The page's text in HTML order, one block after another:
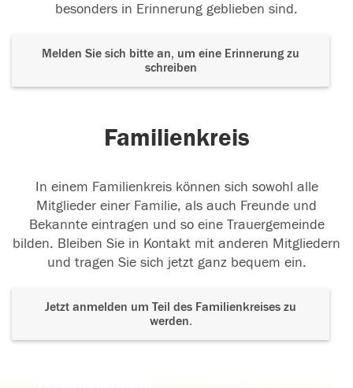
besonders in Erinnerung geblieben sind.
Melden Sie sich bitte an, um eine Erinnerung zu
schreiben
Familienkreis
In einem Familienkreis können sich sowohl alle
Mitglieder einer Familie, als auch Freunde und
Bekannte eintragen und so eine Trauergemeinde
bilden. Bleiben Sie in Kontakt mit anderen Mitgliedern
und tragen Sie sich jetzt ganz bequem ein.
Jetzt anmelden um Teil des Familienkreises zu
werden.